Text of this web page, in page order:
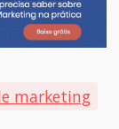
marketing